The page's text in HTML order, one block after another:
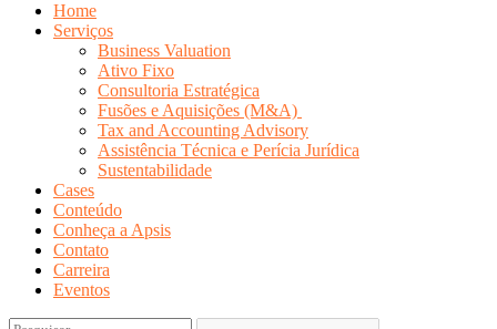
Home
Serviços
Business Valuation
Ativo Fixo
Consultoria Estratégica
Fusões e Aquisições (M&A)
Tax and Accounting Advisory
Assistência Técnica e Perícia Jurídica
Sustentabilidade
Cases
Conteúdo
Conheça a Apsis
Contato
Carreira
Eventos